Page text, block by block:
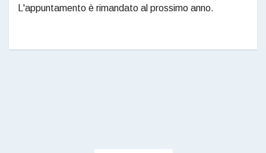
L'appuntamento è rimandato al prossimo anno.